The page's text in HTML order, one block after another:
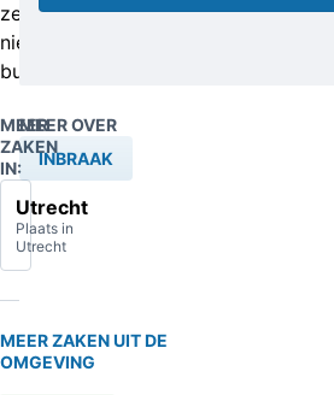
ze
niets
buitgemaakt.
MEER
ZAKEN
IN:
Utrecht
Plaats in
Utrecht
MEER OVER
INBRAAK
MEER ZAKEN UIT DE
OMGEVING